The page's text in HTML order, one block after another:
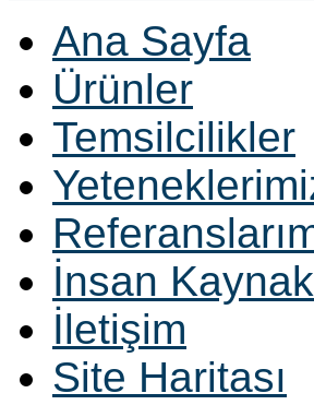
Ana Sayfa
Ürünler
Temsilcilikler
İnsan
İletişim
Site Haritası